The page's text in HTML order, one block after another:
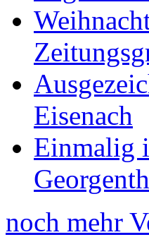
Eisenach
Einmalig
noch mehr